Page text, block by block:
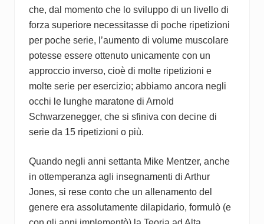
che, dal momento che lo sviluppo di un livello di
forza superiore necessitasse di poche ripetizioni
per poche serie, l’aumento di volume muscolare
potesse essere ottenuto unicamente con un
approccio inverso, cioè di molte ripetizioni e
molte serie per esercizio; abbiamo ancora negli
occhi le lunghe maratone di Arnold
Schwarzenegger, che si sfiniva con decine di
serie da 15 ripetizioni o più.
Quando negli anni settanta Mike Mentzer, anche
in ottemperanza agli insegnamenti di Arthur
Jones, si rese conto che un allenamento del
genere era assolutamente dilapidario, formulò (e